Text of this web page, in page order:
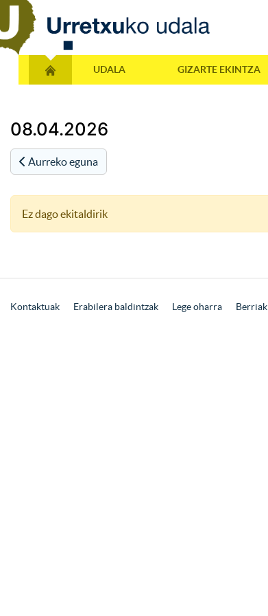
UDALA GIZARTE EKINTZA
08.04.2026
Aurreko eguna
Ez dago ekitaldirik
Kontaktuak Erabilera baldintzak Lege oharra Berriak